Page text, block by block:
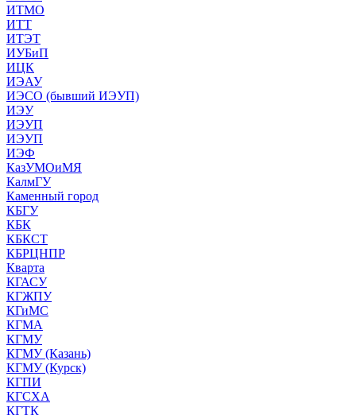
ИТМО
ИТТ
ИТЭТ
ИУБиП
ИЦК
ИЭАУ
ИЭСО (бывший ИЭУП)
ИЭУ
ИЭУП
ИЭУП
ИЭФ
КазУМОиМЯ
КалмГУ
Каменный город
КБГУ
КБК
КБКСТ
КБРЦНПР
Кварта
КГАСУ
КГЖПУ
КГиМС
КГМА
КГМУ
КГМУ (Казань)
КГМУ (Курск)
КГПИ
КГСХА
КГТК